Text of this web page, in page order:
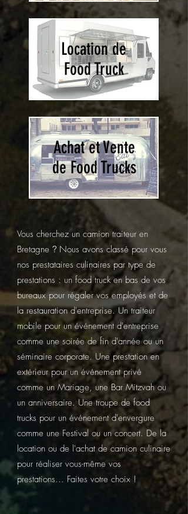
Location de
Food Truck
Achat et Vente
de Food Trucks
Vous cherchez un camion traiteur en
Bretagne ? Nous avons classé pour vous
nos prestataires culinaires par type de
prestations : un food truck en bas de vos
bureaux pour régaler vos employés et de
la restauration d'entreprise. Un traiteur
mobile pour un événement d'entreprise
comme une soirée de fin d'année ou un
séminaire corporate. Une prestation en
extérieur pour un événement privé
comme un Mariage, une Bar Mitzvah ou
un anniversaire. Une troupe de food
trucks pour un événement d'envergure
comme une Festival ou un concert. De la
location ou de l'achat de camion culinaire
pour réaliser vous-même vos
prestations... Faites votre choix !